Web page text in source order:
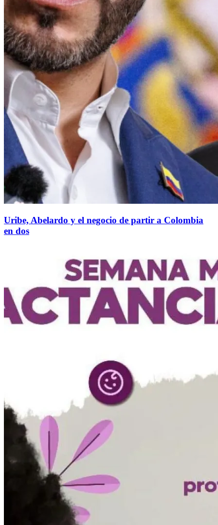
Uribe, Abelardo y el negocio de partir a Colombia
en dos